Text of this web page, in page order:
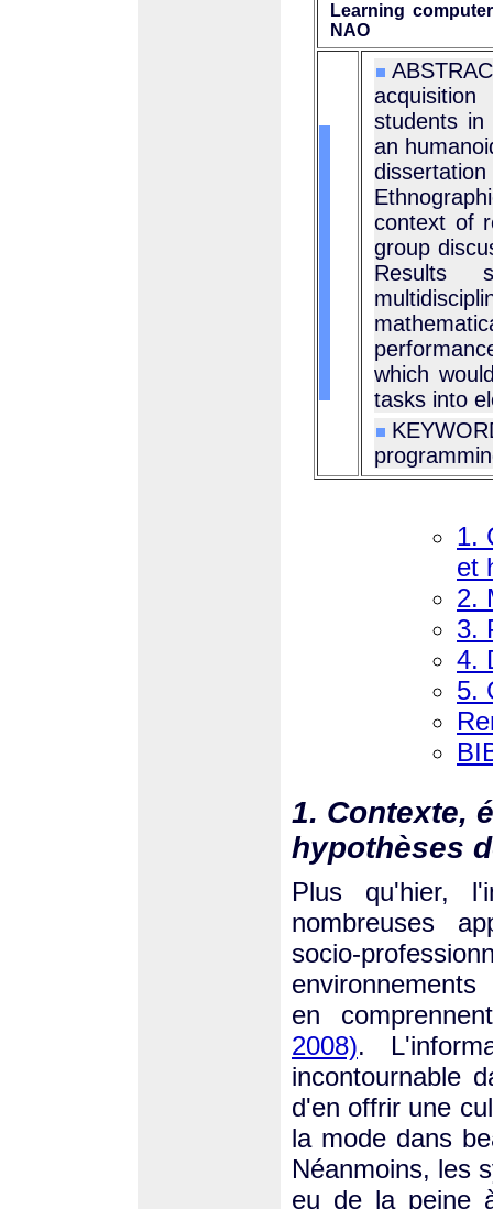
Learning
NAO
students in
an
context of
group
Results
which
tasks into
1.
et
2.
3.
4.
5.
1. Contexte,
hypothèses
Plus qu'hier,
nombreuses
socio-
en
2008).
incontournable
d'en offrir une
la mode dans
Néanmoins, les
eu de la peine